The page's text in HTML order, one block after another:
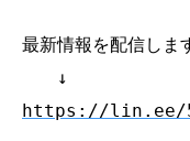
最新情報を配信しま
↓
https://lin.ee/